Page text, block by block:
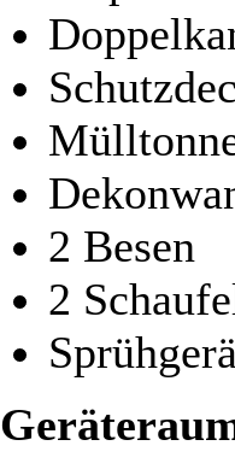
2 Besen
2